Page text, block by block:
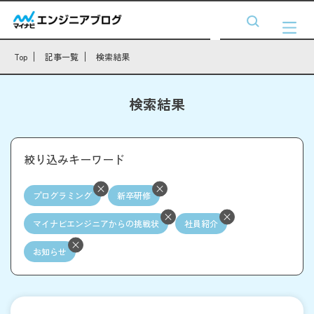
Top 記事一覧 検索結果
検索結果
絞り込みキーワード
プログラミング 新卒研修
マイナビエンジニアからの挑戦状 社員紹介
お知らせ